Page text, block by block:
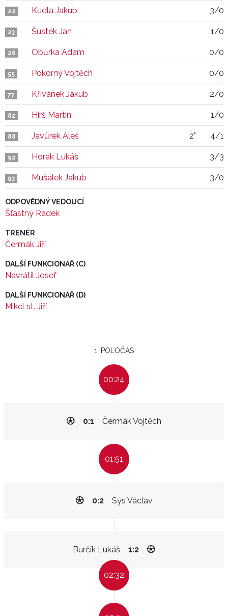
22 Kudla Jakub 3/0
23 Šustek Jan 1/0
26 Obůrka Adam 0/0
55 Pokorný Vojtěch 0/0
77 Křivánek Jakub 2/0
82 Hirš Martin 1/0
88 Javůrek Aleš 2" 4/1
92 Horák Lukáš 3/3
93 Mušálek Jakub 3/0
ODPOVĚDNÝ VEDOUCÍ
Šťastný Radek
TRENÉR
Čermák Jiří
DALŠÍ FUNKCIONÁŘ (C)
Navrátil Josef
DALŠÍ FUNKCIONÁŘ (D)
Mikel st. Jiří
1. POLOČAS
00:24
Čermák Vojtěch
0:1
01:51
Sýs Václav
0:2
Burčík Lukáš 1:2
02:32